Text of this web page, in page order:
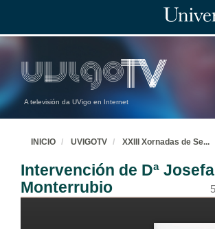
A televisión da UVigo en Internet
INICIO UVIGOTV XXIII Xornadas de Se...
Intervención de Dª
Monterrubio